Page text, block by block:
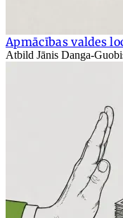
Apmācības valdes
Atbild Jānis Danga-